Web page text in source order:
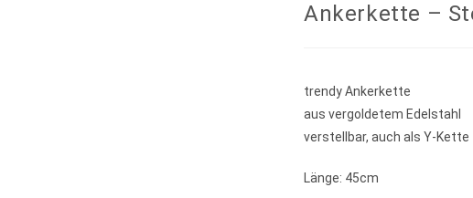
Ankerkette –
trendy Ankerkette
aus vergoldetem Edelstahl
verstellbar, auch als Y-Kette
Länge: 45cm